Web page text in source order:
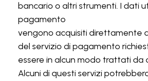
bancario o altri strumenti. I dati
pagamento
vengono acquisiti direttamente
del servizio di pagamento
essere in alcun modo trattati da
Alcuni di questi servizi